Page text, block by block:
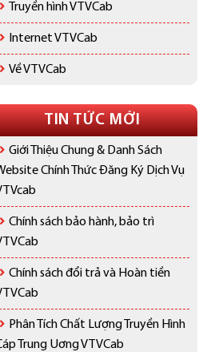
Truyền hình VTVCab
Internet VTVCab
Về VTVCab
TIN TỨC MỚI
Giới Thiệu Chung & Danh Sách
Chính Thức Đăng Ký Dịch Vụ
Chính sách bảo hành, bảo trì
Chính sách đổi trả và Hoàn tiền
Phân Tích Chất Lượng Truyền Hình
Trung Uơng VTVCab